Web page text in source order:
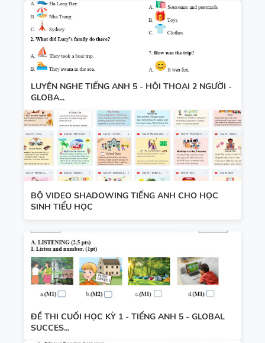
LUYỆN NGHE TIẾNG ANH 5 - HỘI THOẠI 2 NGƯỜI -
GLOBA...
BỘ VIDEO SHADOWING TIẾNG ANH CHO HỌC
SINH TIỂU HỌC
ĐỀ THI CUỐI HỌC KỲ 1 - TIẾNG ANH 5 - GLOBAL
SUCCES...